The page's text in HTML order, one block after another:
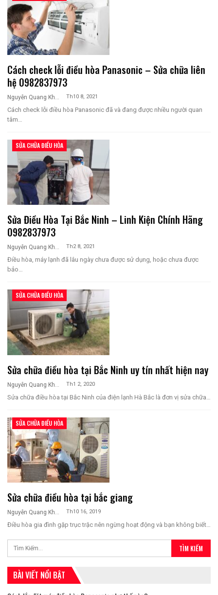
Cách check lỗi điều hòa Panasonic – Sửa chữa liên
hệ 0982837973
Th10 8, 2021
Cách check lỗi điều hòa Panasonic đã và đang được nhiều người quan
tâm…
SỬA CHỮA ĐIỀU HÒA
Sửa Điều Hòa Tại Bắc Ninh – Linh Kiện Chính Hãng
0982837973
Nguyễn Quang Khương Th2 8, 2021
Điều hòa, máy lạnh đã lâu ngày chưa được sử dụng, hoặc chưa được
bảo…
SỬA CHỮA ĐIỀU HÒA
Sửa chữa điều hòa tại Bắc Ninh uy tín nhất hiện nay
Th1 2, 2020
Sửa chữa điều hòa tại Bắc Ninh của điện lạnh Hà Bắc là đơn vị sửa chữa…
SỬA CHỮA ĐIỀU HÒA
Sửa chữa điều hòa tại bắc giang
Nguyễn Quang Khương Th10 16, 2019
Điều hòa gia đình gặp trục trặc nên ngừng hoạt động và bạn không biết…
BÀI VIẾT NỔI BẬT